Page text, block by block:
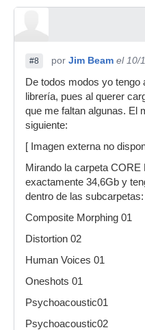
#8 por Jim Beam el 10/
De todos modos yo tengo
librería, pues al querer
que me faltan algunas. El
siguiente:
[ Imagen externa no
Mirando la carpeta
exactamente 34,6Gb y
dentro de las subcarpetas:
Composite Morphing 01
Distortion 02
Human Voices 01
Oneshots 01
Psychoacoustic01
Psychoacoustic02